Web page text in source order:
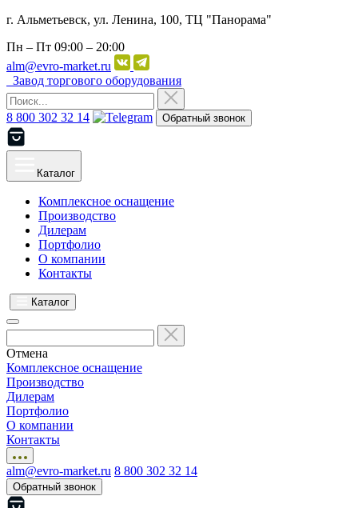
г. Альметьевск, ул. Ленина, 100, ТЦ "Панорама"
Пн – Пт 09:00 – 20:00
alm@evro-market.ru
Завод торгового оборудования
8 800 302 32 14 Обратный звонок
Каталог
Комплексное оснащение
Производство
Дилерам
Портфолио
О компании
Контакты
Каталог
Отмена
Комплексное оснащение
Производство
Дилерам
Портфолио
О компании
Контакты
alm@evro-market.ru 8 800 302 32 14
Обратный звонок